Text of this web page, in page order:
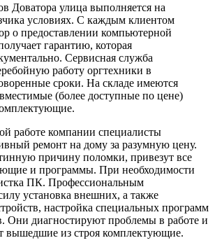
Доватора улица выполняется на
условиях. С каждым клиентом
о предоставлении компьютерной
гарантию, которая
Сервисная служба
работу оргтехники в
сроки. На складе имеются
(более доступные по цене)
работе компании специалисты
ремонт на дому за разумную цену.
причину поломки, привезут все
и программы. При необходимости
ПК. Профессиональным
установка внешних, а также
настройка специальных программ
Они диагностируют проблемы в работе и
вышедшие из строя комплектующие.